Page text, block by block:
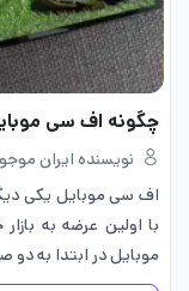
چگونه اف سی موبایل
نویسنده ایران موجو
اف سی موبایل یکی
با اولین عرضه به
موبایل در ابتدا به